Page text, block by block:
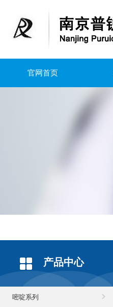
官网首页
产品中心
嘧啶系列